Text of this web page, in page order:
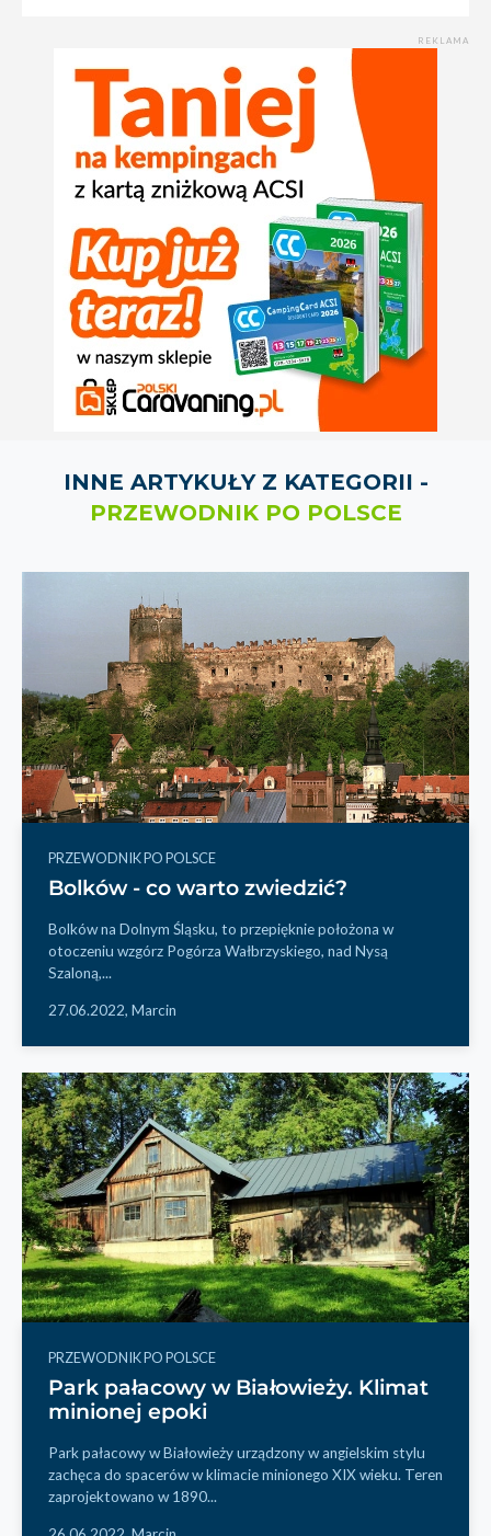
REKLAMA
INNE ARTYKUŁY Z KATEGORII -
PRZEWODNIK PO POLSCE
PRZEWODNIK PO POLSCE
Bolków - co warto zwiedzić?
Bolków na Dolnym Śląsku, to przepięknie położona w
otoczeniu wzgórz Pogórza Wałbrzyskiego, nad Nysą
Szaloną,...
27.06.2022, Marcin
PRZEWODNIK PO POLSCE
Park pałacowy w Białowieży. Klimat
minionej epoki
Park pałacowy w Białowieży urządzony w angielskim stylu
zachęca do spacerów w klimacie minionego XIX wieku. Teren
zaprojektowano w 1890...